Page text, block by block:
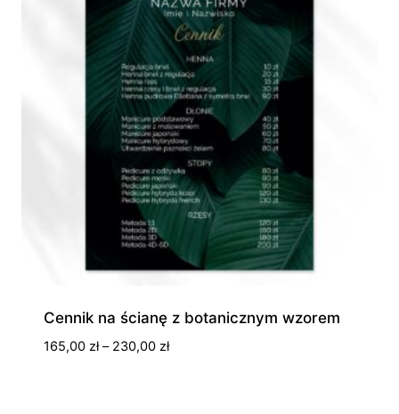
Cennik na ścianę z botanicznym wzorem
165,00 zł – 230,00 złZakres